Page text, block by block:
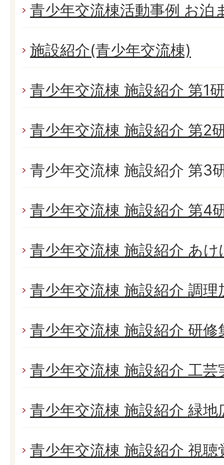
青少年交流棟活動事例 お泊
施設紹介(青少年交流棟)
青少年交流棟 施設紹介 第1
青少年交流棟 施設紹介 第2
青少年交流棟 施設紹介 第3
青少年交流棟 施設紹介 第4
青少年交流棟 施設紹介 あ
青少年交流棟 施設紹介 調理
青少年交流棟 施設紹介 研修
青少年交流棟 施設紹介 工芸
青少年交流棟 施設紹介 緑地
青少年交流棟 施設紹介 視聴